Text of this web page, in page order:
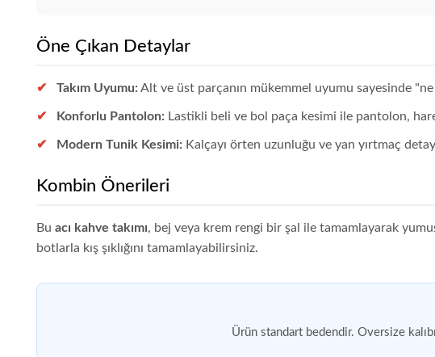
Öne Çıkan Detaylar
Takım Uyumu: Alt ve üst parçanın mükemmel uyumu sayesinde
Konforlu Pantolon: Lastikli beli ve bol paça kesimi ile pantolon,
Modern Tunik Kesimi: Kalçayı örten uzunluğu ve yan yırtmaç
Kombin Önerileri
Buacı kahve takımı, bej veya krem rengi bir şal ile tamamlayarak
botlarla kış şıklığını tamamlayabilirsiniz.
Ürün standart bedendir. Oversize